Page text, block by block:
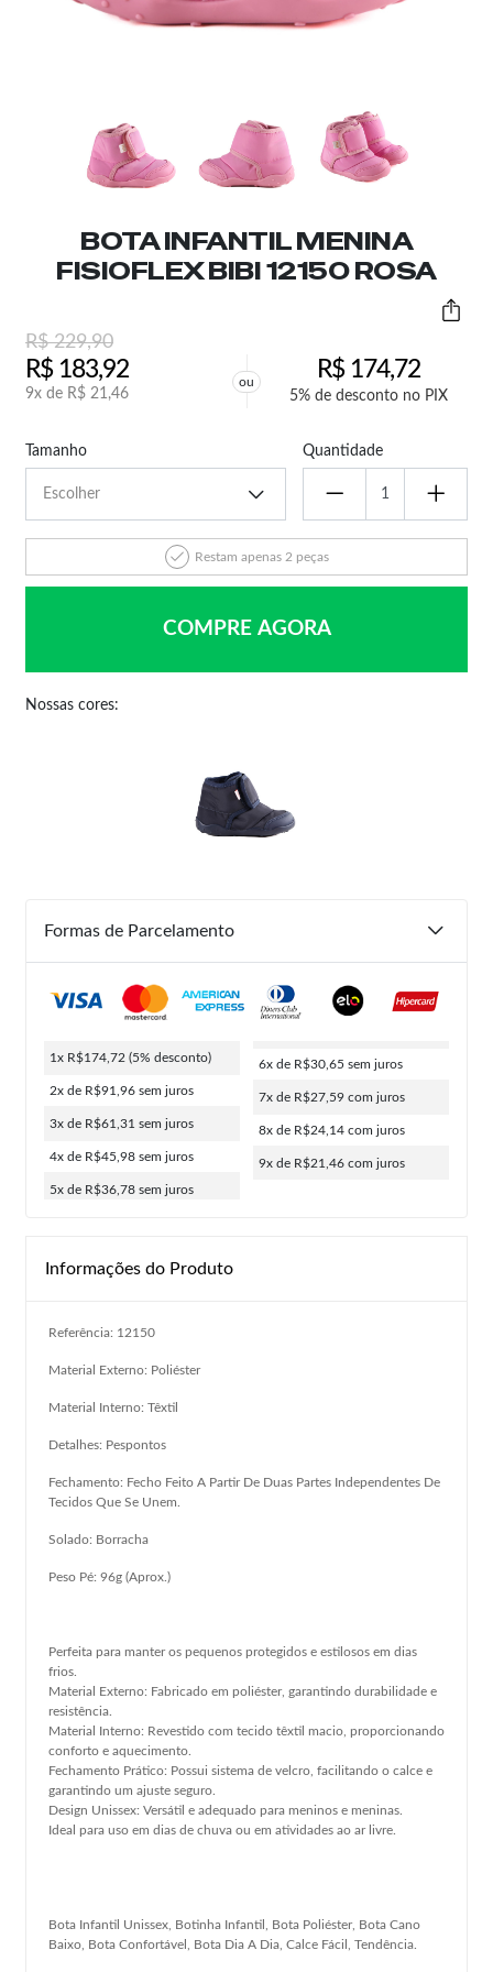
BOTA INFANTIL MENINA
FISIOFLEX BIBI 12150 ROSA
R$229,90
R$183,92
9x de R$ 21,46
ou R$174,72
5% de desconto no PIX
Tamanho Quantidade
Restam apenas 2 peças
COMPRE AGORA
Nossas cores:
Formas de Parcelamento
1x R$174,72 (5% desconto)
2x de R$91,96 sem juros
3x de R$61,31 sem juros
4x de R$45,98 sem juros
5x de R$36,78 sem juros
6x de R$30,65 sem juros
7x de R$27,59 com juros
8x de R$24,14 com juros
9x de R$21,46 com juros
Informações do Produto
Referência: 12150
Material Externo: Poliéster
Material Interno: Têxtil
Detalhes: Pespontos
Fechamento: Fecho Feito A Partir De Duas Partes Independentes De
Tecidos Que Se Unem.
Solado: Borracha
Peso Pé: 96g (Aprox.)
Perfeita para manter os pequenos protegidos e estilosos em dias
frios.
Material Externo: Fabricado em poliéster, garantindo durabilidade e
resistência.
Material Interno: Revestido com tecido têxtil macio, proporcionando
conforto e aquecimento.
Fechamento Prático: Possui sistema de velcro, facilitando o calce e
garantindo um ajuste seguro.
Design Unissex: Versátil e adequado para meninos e meninas.
Ideal para uso em dias de chuva ou em atividades ao ar livre.
Bota Infantil Unissex, Botinha Infantil, Bota Poliéster, Bota Cano
Baixo, Bota Confortável, Bota Dia A Dia, Calce Fácil, Tendência.